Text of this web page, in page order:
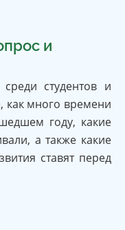
и
студентов и
как много времени
году, какие
а также какие
ставят перед